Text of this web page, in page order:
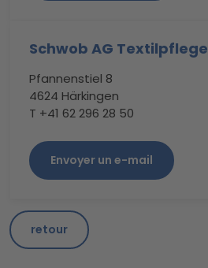
Schwob AG Textilpflege
Pfannenstiel 8
4624 Härkingen
T +41 62 296 28 50
Envoyer un e-mail
retour